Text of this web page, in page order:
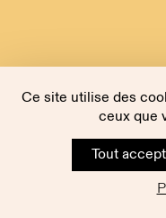
Ce site utilise des
ceux que
Tout